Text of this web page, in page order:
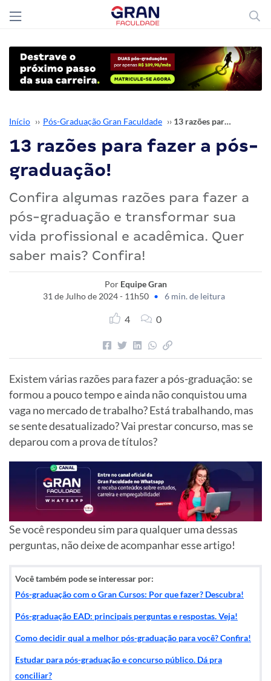
Início ›› Pós-Graduação Gran Faculdade ›› 13 razões para fazer a pós-graduação!
13 razões para fazer a pós-
graduação!
Confira algumas razões para fazer a
pós-graduação e transformar sua
vida profissional e acadêmica. Quer
saber mais? Confira!
Por Equipe Gran
31 de Julho de 2024 - 11h50 • 6 min. de leitura
4 0
Existem várias razões para fazer a pós-graduação: se
formou a pouco tempo e ainda não conquistou uma
vaga no mercado de trabalho? Está trabalhando, mas
se sente desatualizado? Vai prestar concurso, mas se
deparou com a prova de títulos?
Se você respondeu sim para qualquer uma dessas
perguntas, não deixe de acompanhar esse artigo!
Você também pode se interessar por:
Pós-graduação com o Gran Cursos: Por que fazer? Descubra!
Pós-graduação EAD: principais perguntas e respostas. Veja!
Como decidir qual a melhor pós-graduação para você? Confira!
Estudar para pós-graduação e concurso público. Dá pra
conciliar?